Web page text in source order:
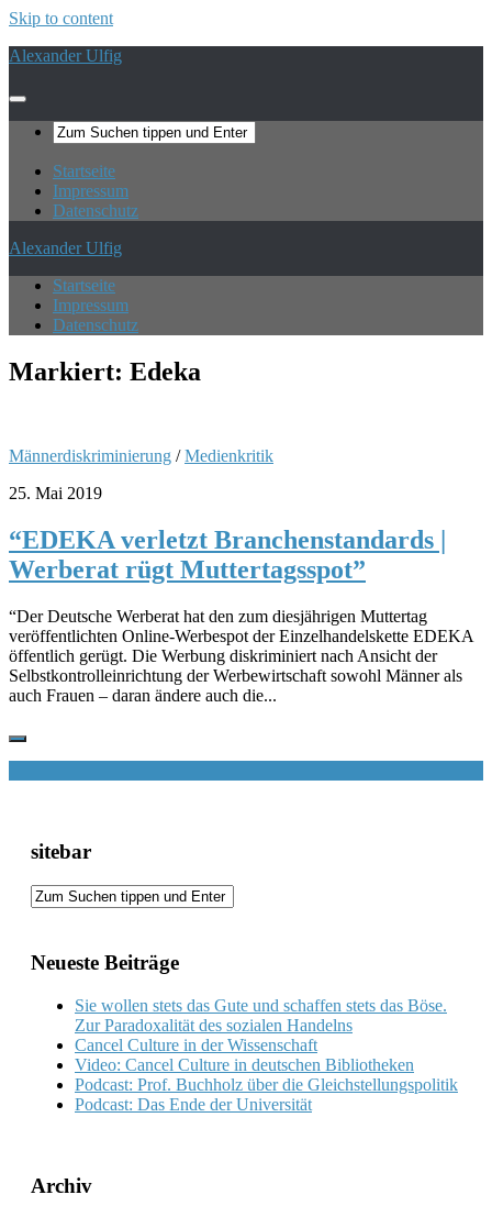
Skip to content
Alexander Ulfig
Startseite
Impressum
Datenschutz
Alexander Ulfig
Startseite
Impressum
Datenschutz
Markiert: Edeka
Männerdiskriminierung /Medienkritik
25. Mai 2019
“EDEKA verletzt Branchenstandards |
Werberat rügt Muttertagsspot”
“Der Deutsche Werberat hat den zum diesjährigen Muttertag
veröffentlichten Online-Werbespot der Einzelhandelskette EDEKA
öffentlich gerügt. Die Werbung diskriminiert nach Ansicht der
Selbstkontrolleinrichtung der Werbewirtschaft sowohl Männer als
auch Frauen – daran ändere auch die...
sitebar
Neueste Beiträge
Sie wollen stets das Gute und schaffen stets das Böse.
Zur Paradoxalität des sozialen Handelns
Cancel Culture in der Wissenschaft
Video: Cancel Culture in deutschen Bibliotheken
Podcast: Prof. Buchholz über die Gleichstellungspolitik
Podcast: Das Ende der Universität
Archiv